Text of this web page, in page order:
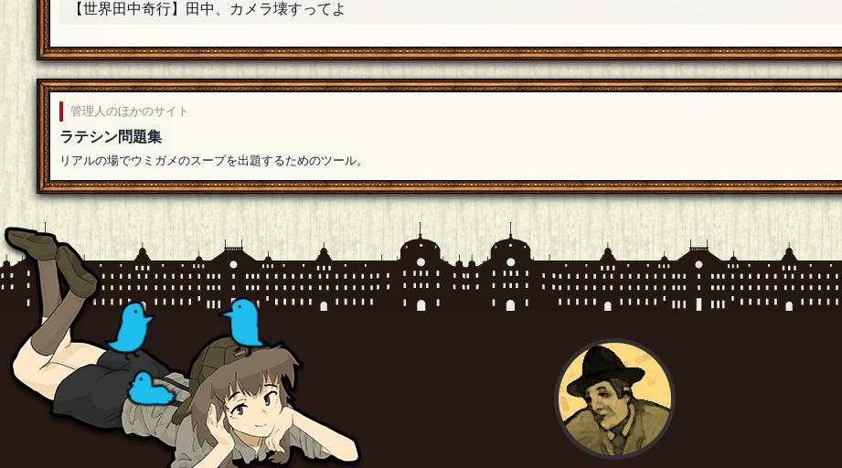
【世界田中奇行】田中、カメラ壊すってよ
管理人のほかのサイト
ラテシン問題集
リアルの場でウミガメのスープを出題するためのツール。